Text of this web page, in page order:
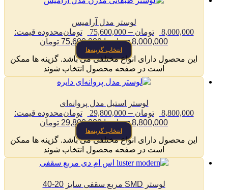
لوستر مدل آرامیس
8,000,000
تومان –
75,600,000 تومانمحدوده قیمت:
8,000,000 تومان تا 75,600,000 تومان
انتخاب گزینه‌ها
این محصول دارای انواع مختلفی می باشد. گزینه ها ممکن
است در صفحه محصول انتخاب شوند
لوستر استیل مدل پروانه‌ای
8,800,000
تومان –
29,800,000 تومانمحدوده قیمت:
8,800,000 تومان تا 29,800,000 تومان
انتخاب گزینه‌ها
این محصول دارای انواع مختلفی می باشد. گزینه ها ممکن
است در صفحه محصول انتخاب شوند
لوستر SMD مربع سقفی سایز 20-40